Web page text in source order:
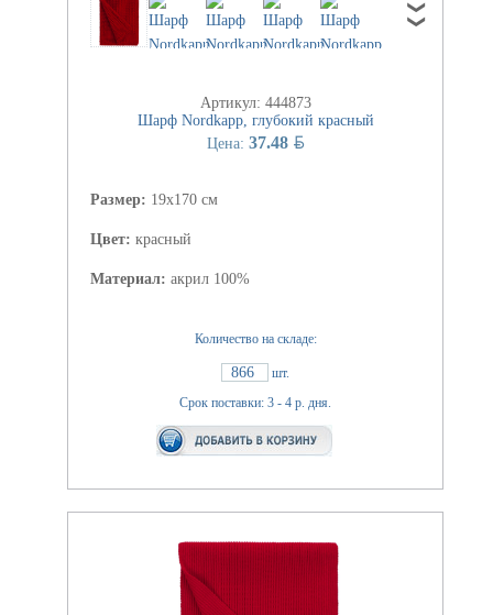
Артикул: 444873
Шарф Nordkapp, глубокий красный
Цена: 37.48 BYN
Размер: 19х170 см
Цвет: красный
Материал: акрил 100%
Количество на складе:
866
шт.
Срок поставки: 3 - 4 р. дня.